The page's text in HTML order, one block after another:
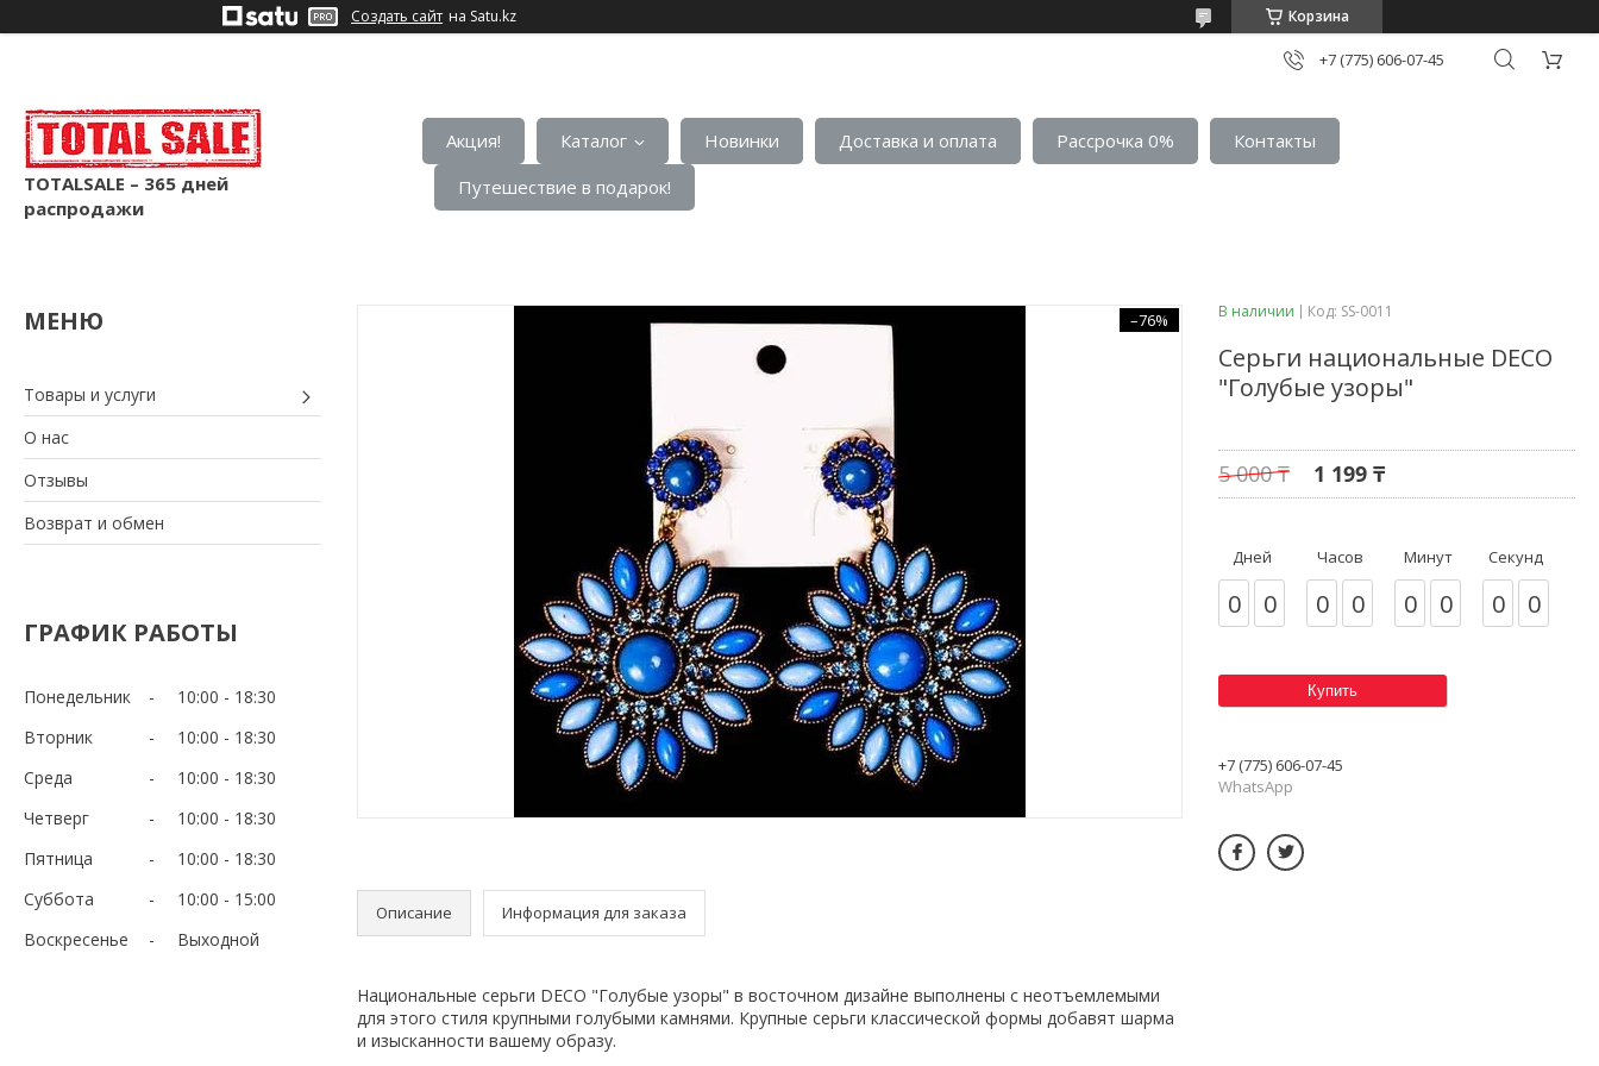
Создать сайт на Satu.kz Корзина
+7 (775) 606-07-45
TOTALSALE – 365 дней
распродажи
Акция! Каталог Новинки Доставка и оплата Рассрочка 0%
Контакты
Путешествие в подарок!
Товары и услуги
О нас
Отзывы
Возврат и обмен
ГРАФИК РАБОТЫ
Понедельник 10:00
18:30
Вторник
10:00
18:30
Среда
10:00
18:30
Четверг
10:00
18:30
Пятница
10:00
18:30
Суббота
10:00
15:00
Воскресенье
Выходной
–76%
Описание Информация для заказа
Национальные серьги DECO "Голубые узоры" в восточном дизайне выполнены с неотъемлемыми
для этого стиля крупными голубыми камнями. Крупные серьги классической формы добавят шарма
и изысканности вашему образу.
В наличии Код: SS-0011
Серьги национальные DECO
"Голубые узоры"
5 000 ₸ 1 199 ₸
Дней
0 0
Часов
0 0
Минут
0 0
Секунд
0 0
Купить
+7 (775) 606-07-45
WhatsApp